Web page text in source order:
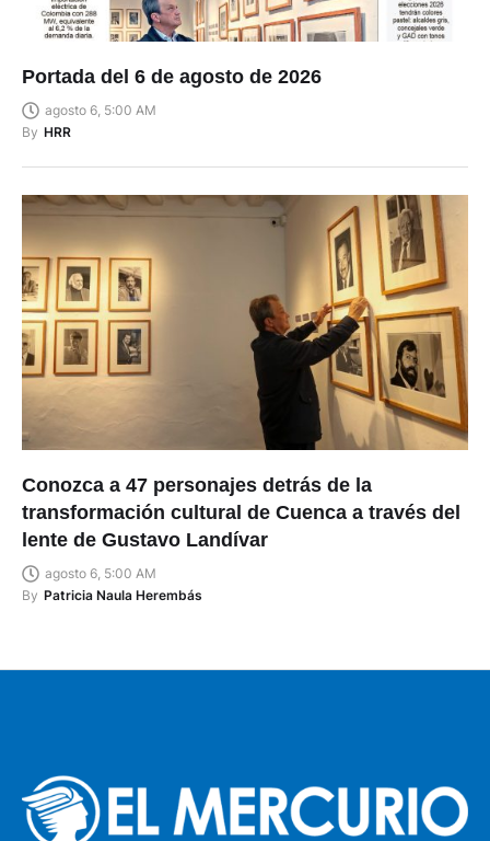
Portada del 6 de agosto de 2026
agosto 6, 5:00 AM
By HRR
Conozca a 47 personajes detrás de la
transformación cultural de Cuenca a través del
lente de Gustavo Landívar
agosto 6, 5:00 AM
By Patricia Naula Herembás